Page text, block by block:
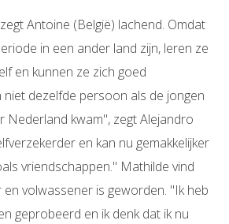
Antoine (België) lachend. Omdat
in een ander land zijn, leren ze
en kunnen ze zich goed
niet dezelfde persoon als de jongen
Nederland kwam", zegt Alejandro
en kan nu gemakkelijker
vriendschappen." Mathilde vind
volwassener is geworden. "Ik heb
geprobeerd en ik denk dat ik nu